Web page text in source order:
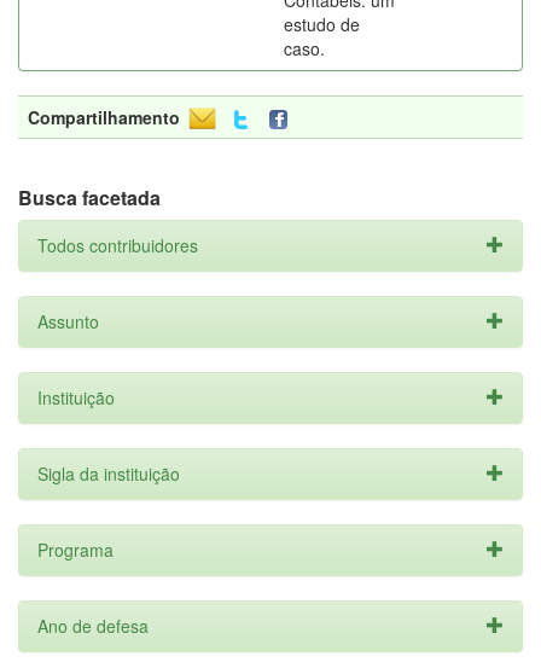
estudo de
caso.
Compartilhamento
Busca facetada
Todos contribuidores
Assunto
Instituição
Sigla da instituição
Programa
Ano de defesa